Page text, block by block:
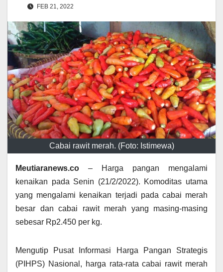
FEB 21, 2022
Cabai rawit merah. (Foto: Istimewa)
Meutiaranews.co – Harga pangan mengalami
kenaikan pada Senin (21/2/2022). Komoditas utama
yang mengalami kenaikan terjadi pada cabai merah
besar dan cabai rawit merah yang masing-masing
sebesar Rp2.450 per kg.
Mengutip Pusat Informasi Harga Pangan Strategis
(PIHPS) Nasional, harga rata-rata cabai rawit merah